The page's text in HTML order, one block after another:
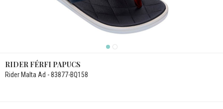
RIDER FÉRFI PAPUCS
Rider Malta Ad - 83877-BQ158